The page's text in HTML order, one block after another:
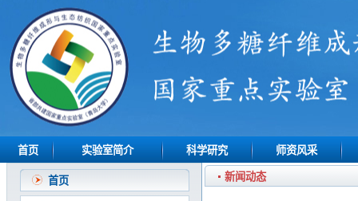
首页 实验室简介 科学研究 师资风采
首页 新闻动态